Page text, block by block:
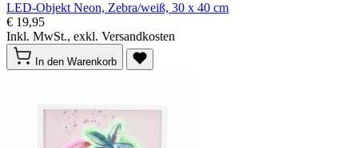
LED-Objekt Neon, Zebra/weiß, 30 x 40 cm
€ 19,95
Inkl. MwSt., exkl. Versandkosten
In den Warenkorb